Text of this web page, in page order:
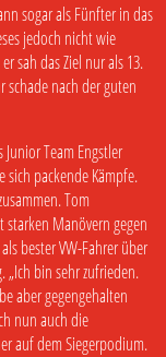
sogar als Fünfter in das
jedoch nicht wie
sah das Ziel nur als 13.
schade nach der guten
Team Engstler
packende Kämpfe.
Tom
Manövern gegen
bester VW-Fahrer über
„Ich bin sehr zufrieden.
aber gegengehalten
nun auch die
auf dem Siegerpodium.